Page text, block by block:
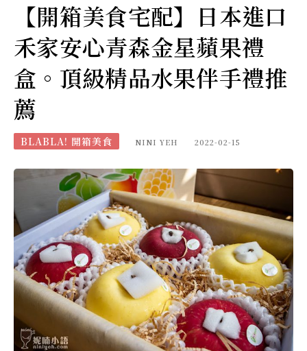
【開箱美食宅配】日本進口
禾家安心青森金星蘋果禮
盒。頂級精品水果伴手禮推
薦
BLABLA! 開箱美食 NINI YEH 2022-02-15